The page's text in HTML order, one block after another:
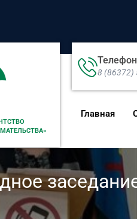
8 (86372)
Главная